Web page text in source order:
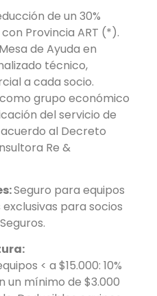
de un 30%
Provincia ART (*).
de Ayuda en
técnico,
a cada socio.
grupo económico
del servicio de
acuerdo al Decreto
Re &
Seguro para equipos
para socios
< a $15.000: 10%
un mínimo de $3.000